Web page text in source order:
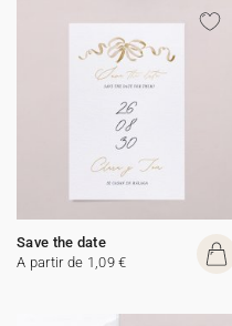
Save the date
A partir de 1,09 €